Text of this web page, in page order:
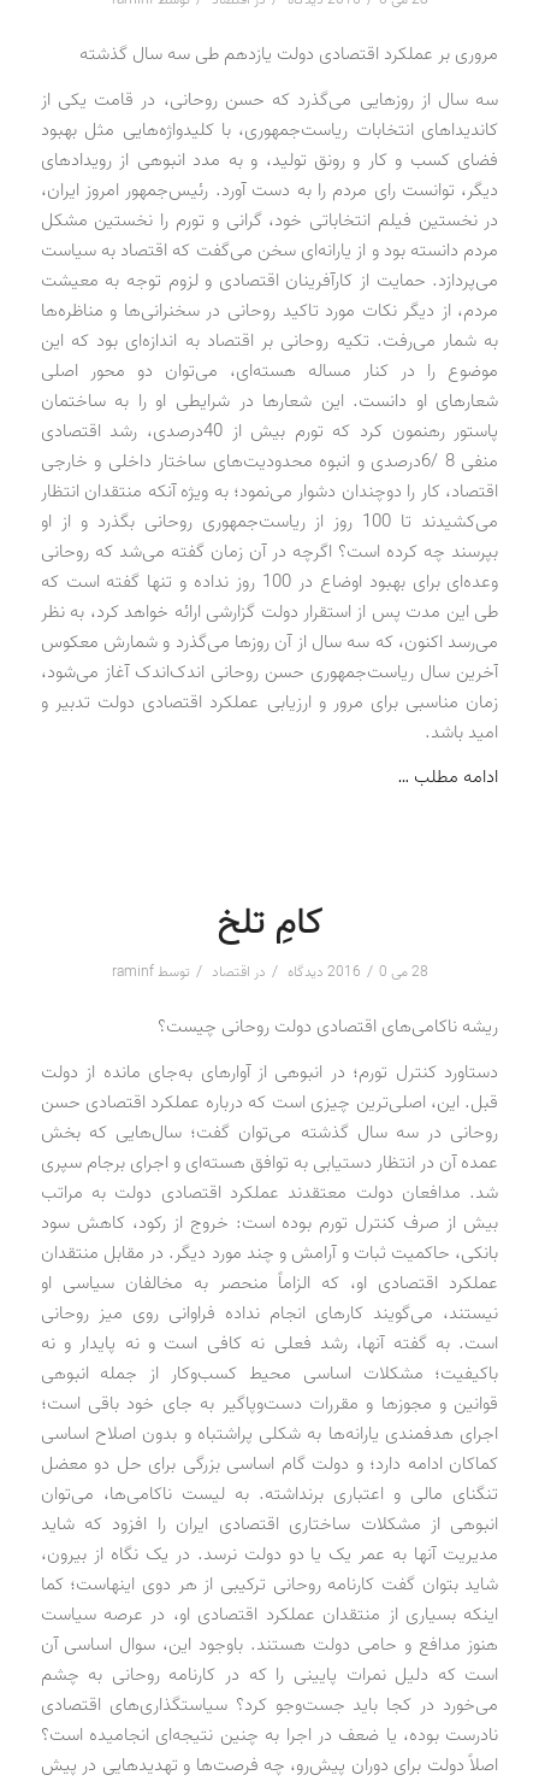
مروری بر عملکرد اقتصادی دولت یازدهم طی سه سال گذشته
سه سال از روزهایی می‌گذرد که حسن روحانی، در قامت یکی از
کاندیداهای انتخابات ریاست‌جمهوری، با کلیدواژه‌هایی مثل بهبود
فضای کسب و کار و رونق تولید، و به مدد انبوهی از رویدادهای
دیگر، توانست رای مردم را به دست آورد. رئیس‌جمهور امروز ایران،
در نخستین فیلم انتخاباتی خود، گرانی و تورم را نخستین مشکل
مردم دانسته بود و از یارانه‌ای سخن می‌گفت که اقتصاد به سیاست
می‌پردازد. حمایت از کارآفرینان اقتصادی و لزوم توجه به معیشت
مردم، از دیگر نکات مورد تاکید روحانی در سخنرانی‌ها و مناظره‌ها
به شمار می‌رفت. تکیه روحانی بر اقتصاد به اندازه‌ای بود که این
موضوع را در کنار مساله هسته‌ای، می‌توان دو محور اصلی
شعارهای او دانست. این شعارها در شرایطی او را به ساختمان
پاستور رهنمون کرد که تورم بیش از 40‌درصدی، رشد اقتصادی
منفی 8 /6‌درصدی و انبوه محدودیت‌های ساختار داخلی و خارجی
اقتصاد، کار را دوچندان دشوار می‌نمود؛ به ویژه آنکه منتقدان انتظار
می‌کشیدند تا 100 روز از ریاست‌جمهوری روحانی بگذرد و از او
بپرسند چه کرده است؟ اگرچه در آن زمان گفته می‌شد که روحانی
وعده‌ای برای بهبود اوضاع در 100 روز نداده و تنها گفته است که
طی این مدت پس از استقرار دولت گزارشی ارائه خواهد کرد، به نظر
می‌رسد اکنون، که سه سال از آن روزها می‌گذرد و شمارش معکوس
آخرین سال ریاست‌جمهوری حسن روحانی اندک‌اندک آغاز می‌شود،
زمان مناسبی برای مرور و ارزیابی عملکرد اقتصادی دولت تدبیر و
امید باشد.
ادامه مطلب …
کامِ تلخ
28 می 2016 / 0 دیدگاه / در اقتصاد / توسطraminf
ریشه ناکامی‌های اقتصادی دولت روحانی چیست؟
دستاورد کنترل تورم؛ در انبوهی از آوارهای به‌جای مانده از دولت
قبل. این، اصلی‌ترین چیزی است که درباره عملکرد اقتصادی حسن
روحانی در سه سال گذشته می‌توان گفت؛ سال‌هایی که بخش
عمده آن در انتظار دستیابی به توافق هسته‌ای و اجرای برجام سپری
شد. مدافعان دولت معتقدند عملکرد اقتصادی دولت به مراتب
بیش از صرف کنترل تورم بوده است: خروج از رکود، کاهش سود
بانکی، حاکمیت ثبات و آرامش و چند مورد دیگر. در مقابل منتقدان
عملکرد اقتصادی او، که الزاماً‌ منحصر به مخالفان سیاسی او
نیستند، می‌گویند کارهای انجام نداده فراوانی روی میز روحانی
است. به گفته آنها، رشد فعلی نه کافی است و نه پایدار و نه
باکیفیت؛ مشکلات اساسی محیط کسب‌وکار از جمله انبوهی
قوانین و مجوزها و مقررات دست‌وپاگیر به جای خود باقی است؛
اجرای هدفمندی یارانه‌ها به شکلی پراشتباه و بدون اصلاح اساسی
کماکان ادامه دارد؛ و دولت گام اساسی بزرگی برای حل دو معضل
تنگنای مالی و اعتباری برنداشته. به لیست ناکامی‌ها، می‌توان
انبوهی از مشکلات ساختاری اقتصادی ایران را افزود که شاید
مدیریت آنها به عمر یک یا دو دولت نرسد. در یک نگاه از بیرون،
شاید بتوان گفت کارنامه روحانی ترکیبی از هر دوی اینهاست؛ کما
اینکه بسیاری از منتقدان عملکرد اقتصادی او، در عرصه سیاست
هنوز مدافع و حامی دولت هستند. باوجود این، سوال اساسی آن
است که دلیل نمرات پایینی را که در کارنامه روحانی به چشم
می‌خورد در کجا باید جست‌وجو کرد؟ سیاستگذاری‌های اقتصادی
نادرست بوده، یا ضعف در اجرا به چنین نتیجه‌ای انجامیده است؟
اصلاً دولت برای دوران پیش‌رو، چه فرصت‌ها و تهدیدهایی در پیش